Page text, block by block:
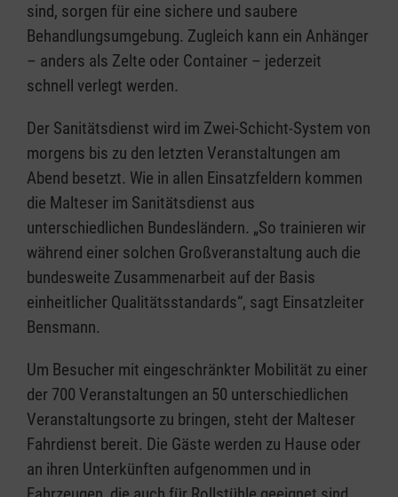
sind, sorgen für eine sichere und saubere
Behandlungsumgebung. Zugleich kann ein Anhänger
– anders als Zelte oder Container – jederzeit
schnell verlegt werden.
Der Sanitätsdienst wird im Zwei-Schicht-System von
morgens bis zu den letzten Veranstaltungen am
Abend besetzt. Wie in allen Einsatzfeldern kommen
die Malteser im Sanitätsdienst aus
unterschiedlichen Bundesländern. „So trainieren wir
während einer solchen Großveranstaltung auch die
bundesweite Zusammenarbeit auf der Basis
einheitlicher Qualitätsstandards“, sagt Einsatzleiter
Bensmann.
Um Besucher mit eingeschränkter Mobilität zu einer
der 700 Veranstaltungen an 50 unterschiedlichen
Veranstaltungsorte zu bringen, steht der Malteser
Fahrdienst bereit. Die Gäste werden zu Hause oder
an ihren Unterkünften aufgenommen und in